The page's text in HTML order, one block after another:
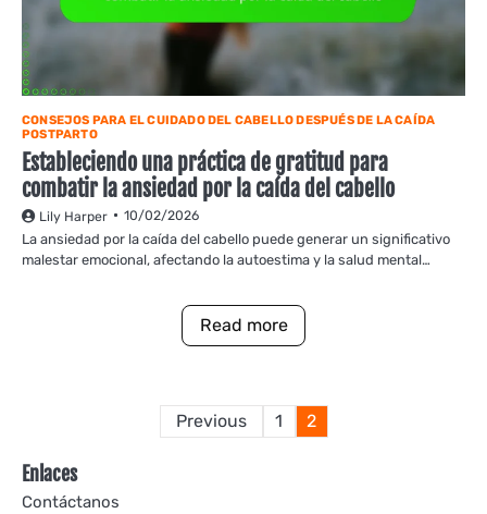
CONSEJOS PARA EL CUIDADO DEL CABELLO DESPUÉS DE LA CAÍDA
POSTPARTO
Estableciendo una práctica de gratitud para
combatir la ansiedad por la caída del cabello
Lily Harper 10/02/2026
La ansiedad por la caída del cabello puede generar un significativo
malestar emocional, afectando la autoestima y la salud mental…
Read more
Posts
Previous 1 2
Enlaces
Contáctanos